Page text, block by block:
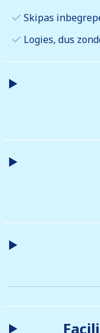
Skipas
Logies, dus